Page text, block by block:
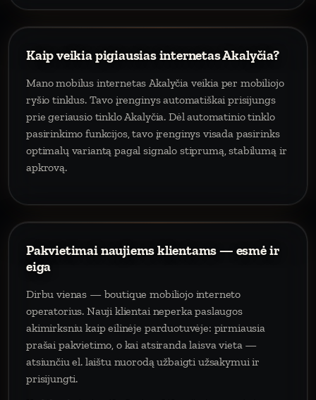
Kaip veikia pigiausias internetas Akalyčia?
Mano mobilus internetas Akalyčia veikia per mobiliojo
ryšio tinklus. Tavo įrenginys automatiškai prisijungs
prie geriausio tinklo Akalyčia. Dėl automatinio tinklo
pasirinkimo funkcijos, tavo įrenginys visada pasirinks
optimalų variantą pagal signalo stiprumą, stabilumą ir
apkrovą.
Pakvietimai naujiems klientams — esmė ir
eiga
Dirbu vienas — boutique mobiliojo interneto
operatorius. Nauji klientai neperka paslaugos
akimirksniu kaip eilinėje parduotuvėje: pirmiausia
prašai pakvietimo, o kai atsiranda laisva vieta —
atsiunčiu el. laištu nuorodą užbaigti užsakymui ir
prisijungti.